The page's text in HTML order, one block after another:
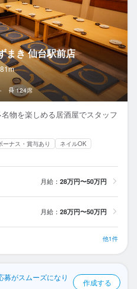
まき 仙台駅前店
81m
124席
物を楽しめる居酒屋でスタッフ
ーナス・賞与あり
ネイルOK
月給： 28万円〜50万円
月給： 28万円〜50万円
他1件
募がスムーズになり
作成する